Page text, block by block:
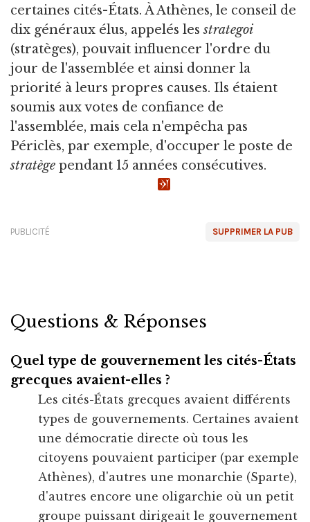
certaines cités-États. À Athènes, le conseil de
dix généraux élus, appelés lesstrategoi
(stratèges), pouvait influencer l'ordre du
jour de l'assemblée et ainsi donner la
priorité à leurs propres causes. Ils étaient
soumis aux votes de confiance de
l'assemblée, mais cela n'empêcha pas
Périclès, par exemple, d'occuper le poste de
stratège pendant 15 années consécutives.
SUPPRIMER LA PUB
PUBLICITÉ
Questions & Réponses
Quel type de gouvernement les cités-États
grecques avaient-elles ?
Les cités-États grecques avaient différents
types de gouvernements. Certaines avaient
une démocratie directe où tous les
citoyens pouvaient participer (par exemple
Athènes), d'autres une monarchie (Sparte),
d'autres encore une oligarchie où un petit
groupe puissant dirigeait le gouvernement